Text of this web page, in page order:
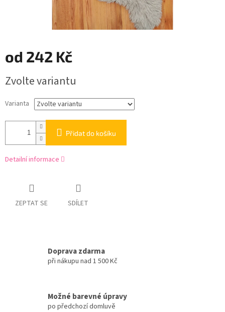
od 242 Kč
cena:
Zvolte variantu
Varianta
Přidat do košíku
Detailní informace
ZEPTAT SE SDÍLET
Doprava zdarma
při nákupu nad 1 500 Kč
Možné barevné úpravy
po předchozí domluvě